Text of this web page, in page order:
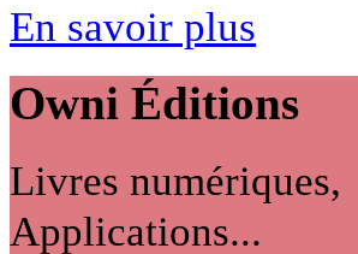
En savoir plus
Owni Éditions
Livres numériques,
Applications...